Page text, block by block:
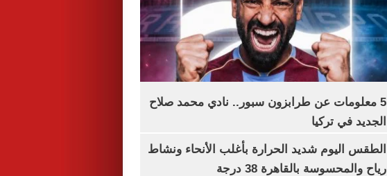
5 معلومات عن طرابزون سبور.. نادي محمد صلاح
الجديد في تركيا
الطقس اليوم شديد الحرارة بأغلب الأنحاء ونشاط
رياح والمحسوسة بالقاهرة 38 درجة